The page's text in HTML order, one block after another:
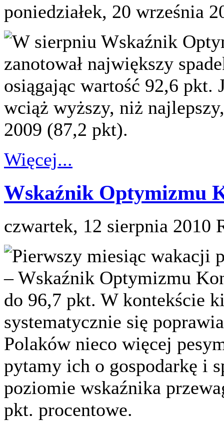
poniedziałek, 20 września
W sierpniu Wskaźnik
zanotował największy
osiągając wartość 92,6 pkt.
wciąż wyższy, niż
2009 (87,2 pkt).
Więcej...
Wskaźnik Optymizmu
czwartek, 12 sierpnia 2010
Pierwszy miesiąc wakacji
– Wskaźnik Optymizmu
do 96,7 pkt. W kontekście
systematycznie się
Polaków nieco więcej
pytamy ich o gospodarkę i
poziomie wskaźnika
pkt. procentowe.